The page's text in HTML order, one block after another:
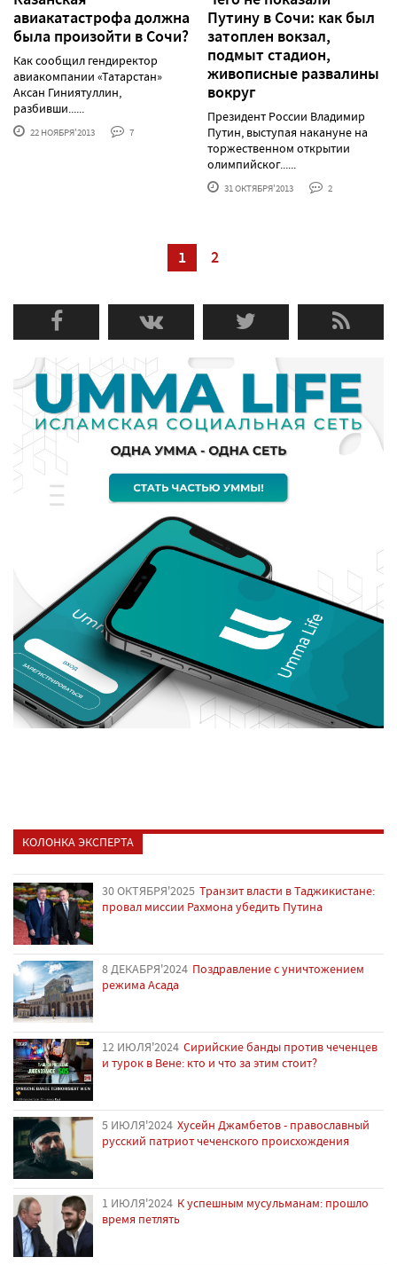
авиакатастрофа должна
была произойти в Сочи?
Как сообщил гендиректор
авиакомпании «Татарстан»
Аксан Гиниятуллин,
разбивши......
22 НОЯБРЯ'2013 7
Путину в Сочи: как был
затоплен вокзал,
подмыт стадион,
живописные развалины
вокруг
Президент России Владимир
Путин, выступая накануне на
торжественном открытии
олимпийског......
31 ОКТЯБРЯ'2013 2
1 2
КОЛОНКА ЭКСПЕРТА
30 ОКТЯБРЯ'2025 Транзит власти в Таджикистане:
провал миссии Рахмона убедить Путина
8 ДЕКАБРЯ'2024 Поздравление с уничтожением
режима Асада
12 ИЮЛЯ'2024 Сирийские банды против чеченцев
и турок в Вене: кто и что за этим стоит?
5 ИЮЛЯ'2024 Хусейн Джамбетов - православный
русский патриот чеченского происхождения
1 ИЮЛЯ'2024 К успешным мусульманам: прошло
время петлять